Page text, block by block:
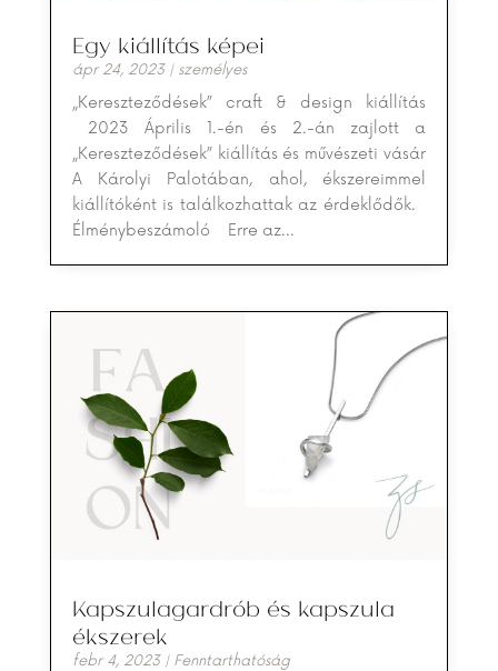
Egy kiállítás képei
ápr 24, 2023| személyes
„Kereszteződések” craft & design kiállítás
2023 Április 1.-én és 2.-án zajlott a
„Kereszteződések” kiállítás és művészeti vásár
A Károlyi Palotában, ahol, ékszereimmel
kiállítóként is találkozhattak az érdeklődők.
Élménybeszámoló Erre az...
Kapszulagardrób és kapszula
ékszerek
febr 4, 2023| Fenntarthatóság